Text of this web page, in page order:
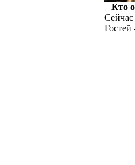
Кто
Сейчас
Гостей